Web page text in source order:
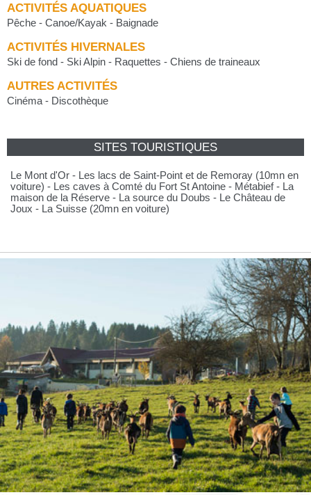
ACTIVITÉS AQUATIQUES
Pêche - Canoe/Kayak - Baignade
ACTIVITÉS HIVERNALES
Ski de fond - Ski Alpin - Raquettes - Chiens de traineaux
AUTRES ACTIVITÉS
Cinéma - Discothèque
SITES TOURISTIQUES
Le Mont d'Or - Les lacs de Saint-Point et de Remoray (10mn en
voiture) - Les caves à Comté du Fort St Antoine - Métabief - La
maison de la Réserve - La source du Doubs - Le Château de
Joux - La Suisse (20mn en voiture)